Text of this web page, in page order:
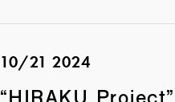
10/21 2024